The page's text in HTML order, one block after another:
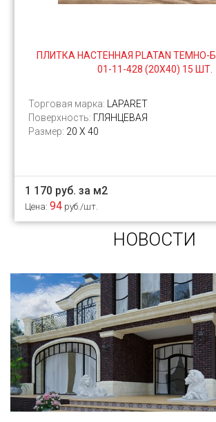
ПЛИТКА НАСТЕННАЯ PLATAN ТЕМНО-
01-11-428 (20Х40) 15 ШТ.
Торговая марка:
LAPARET
Поверхность: ГЛЯНЦЕВАЯ
Размер: 20 Х 40
1 170 руб. за м2
Цена: 94 руб./шт.
НОВОСТИ
Сегодня «клинкером» называют
и напольную плитку и ступени
угловые) для облицовки крыльца,
плитку и другие материалы
для экстерьерной отделки
мангала, барбекю,